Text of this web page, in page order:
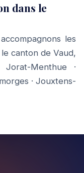
dans le
les
canton de Vaud,
Jorat-Menthue ·
· Jouxtens-